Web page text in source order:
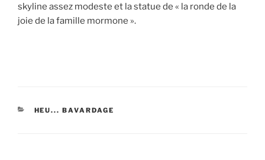
skyline assez modeste et la statue de « la ronde de la
joie de la famille mormone ».
CATÉGORIES
HEU... BAVARDAGE